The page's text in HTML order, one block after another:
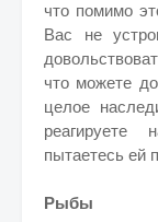
что помимо
Вас не
что можете
целое
реагируете
пытаетесь ей
Рыбы